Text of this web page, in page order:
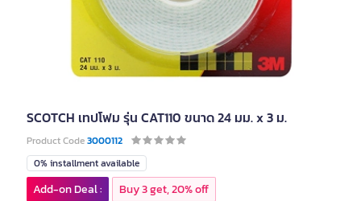
SCOTCH เทปโฟม รุ่น CAT110 ขนาด 24 มม. x 3 ม.
Product Code3000112
0% installment available
Add-on Deal : Buy 3 get, 20% off